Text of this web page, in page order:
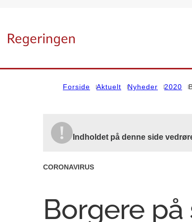
Forside Aktuelt Nyheder 2020
Indholdet på denne side
CORONAVIRUS
Borgere